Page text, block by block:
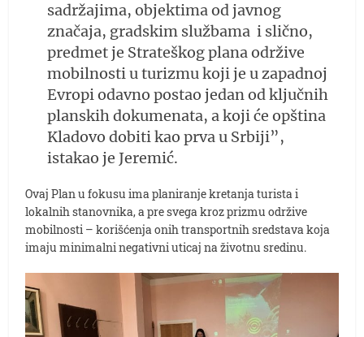
sadržajima, objektima od javnog
značaja, gradskim službama i slično,
predmet je Strateškog plana održive
mobilnosti u turizmu koji je u zapadnoj
Evropi odavno postao jedan od ključnih
planskih dokumenata, a koji će opština
Kladovo dobiti kao prva u Srbiji”,
istakao je Jeremić.
Ovaj Plan u fokusu ima planiranje kretanja turista i
lokalnih stanovnika, a pre svega kroz prizmu održive
mobilnosti – korišćenja onih transportnih sredstava koja
imaju minimalni negativni uticaj na životnu sredinu.